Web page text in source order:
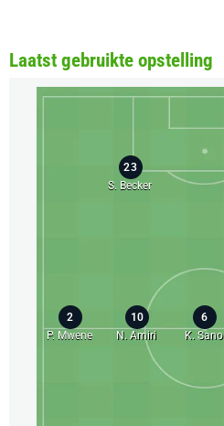
Laatst gebruikte opstelling
2
P. Mwene
10
N. Amiri
23
S. Becker
6
K. Sano